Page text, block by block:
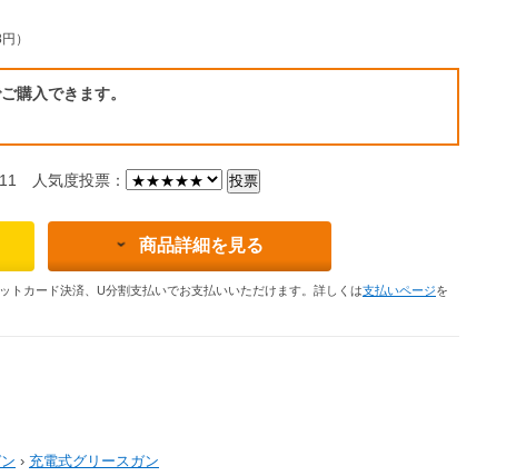
）
購入できます。
人気度投票：
商品詳細を見る
トカード決済、U分割支払いでお支払いいただけます。詳しくは支払いページを
› 充電式グリースガン